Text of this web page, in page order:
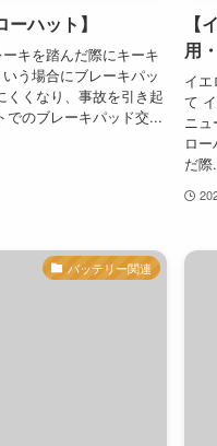
ハット】
キを踏んだ際にキーキ
う場合にブレーキパッ
くくなり、事故を引き起
でのブレーキパッド交...
【
用
イ
て
ニ
ロ
だ際
バッテリー関連